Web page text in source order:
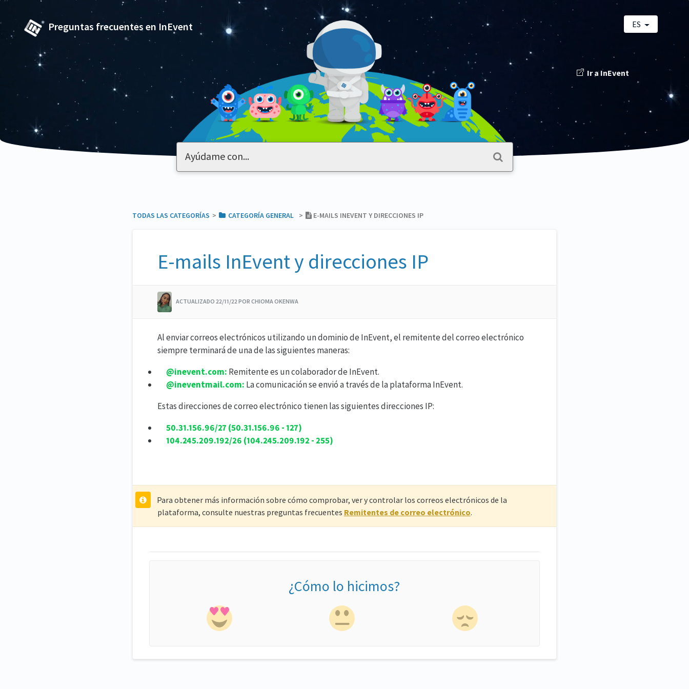
Preguntas frecuentes en InEvent ES
Ir a InEvent
TODAS LAS CATEGORÍAS ​>​ ​CATEGORÍA GENERAL ​>​ E-MAILS INEVENT Y DIRECCIONES IP
E-mails InEvent y direcciones IP
ACTUALIZADO 22/11/22 POR CHIOMA OKENWA
Al enviar correos electrónicos utilizando un dominio de InEvent, el remitente del correo electrónico
siempre terminará de una de las siguientes maneras:
@inevent.com: Remitente es un colaborador de InEvent.
@ineventmail.com: La comunicación se envió a través de la plataforma InEvent.
Estas direcciones de correo electrónico tienen las siguientes direcciones IP:
50.31.156.96/27 (50.31.156.96 - 127)
104.245.209.192/26 (104.245.209.192 - 255)
Para obtener más información sobre cómo comprobar, ver y controlar los correos electrónicos de la
plataforma, consulte nuestras preguntas frecuentes Remitentes de correo electrónico.
¿Cómo lo hicimos?